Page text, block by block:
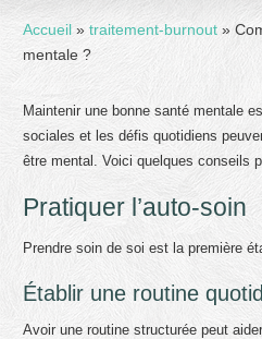
Accueil » traitement-burnout »
mentale ?
Maintenir une bonne santé mentale
sociales et les défis quotidiens
être mental. Voici quelques conseils
Pratiquer l’auto-soin
Prendre soin de soi est la première
Établir une routine
Avoir une routine structurée peut